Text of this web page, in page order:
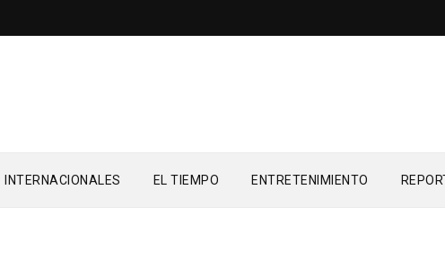
INTERNACIONALES EL TIEMPO ENTRETENIMIENTO